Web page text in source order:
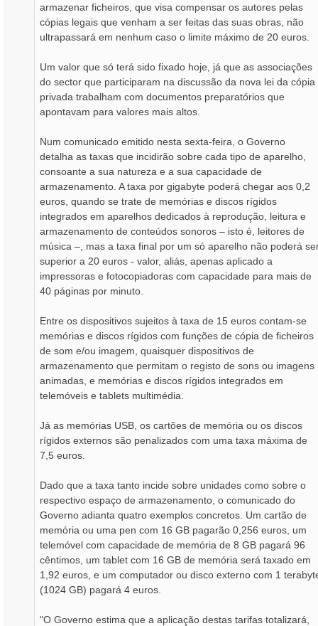
armazenar ficheiros, que visa compensar os autores pelas
cópias legais que venham a ser feitas das suas obras, não
ultrapassará em nenhum caso o limite máximo de 20 euros.
Um valor que só terá sido fixado hoje, já que as associações
do sector que participaram na discussão da nova lei da cópia
privada trabalham com documentos preparatórios que
apontavam para valores mais altos.
Num comunicado emitido nesta sexta-feira, o Governo
detalha as taxas que incidirão sobre cada tipo de aparelho,
consoante a sua natureza e a sua capacidade de
armazenamento. A taxa por gigabyte poderá chegar aos 0,2
euros, quando se trate de memórias e discos rígidos
integrados em aparelhos dedicados à reprodução, leitura e
armazenamento de conteúdos sonoros – isto é, leitores de
música –, mas a taxa final por um só aparelho não poderá
superior a 20 euros - valor, aliás, apenas aplicado a
impressoras e fotocopiadoras com capacidade para mais de
40 páginas por minuto.
Entre os dispositivos sujeitos à taxa de 15 euros contam-se
memórias e discos rígidos com funções de cópia de ficheiros
de som e/ou imagem, quaisquer dispositivos de
armazenamento que permitam o registo de sons ou imagens
animadas, e memórias e discos rígidos integrados em
telemóveis e tablets multimédia.
Já as memórias USB, os cartões de memória ou os discos
rígidos externos são penalizados com uma taxa máxima de
7,5 euros.
Dado que a taxa tanto incide sobre unidades como sobre o
respectivo espaço de armazenamento, o comunicado do
Governo adianta quatro exemplos concretos. Um cartão de
memória ou uma pen com 16 GB pagarão 0,256 euros, um
telemóvel com capacidade de memória de 8 GB pagará 96
cêntimos, um tablet com 16 GB de memória será taxado em
1,92 euros, e um computador ou disco externo com 1
(1024 GB) pagará 4 euros.
"O Governo estima que a aplicação destas tarifas totalizará,